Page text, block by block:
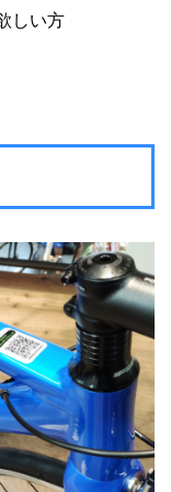
しい方